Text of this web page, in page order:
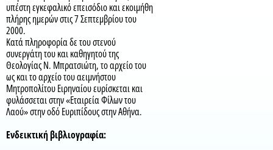
υπέστη εγκεφαλικό επεισόδιο και εκοιμήθη
πλήρης ημερών στις 7 Σεπτεμβρίου του
2000.
Κατά πληροφορία δε του στενού
συνεργάτη του και καθηγητού της
Θεολογίας Ν. Μπρατσιώτη, το αρχείο του
ως και το αρχείο του αειμνήστου
Μητροπολίτου Ειρηναίου ευρίσκεται και
φυλάσσεται στην «Εταιρεία Φίλων του
Λαού» στην οδό Ευριπίδους στην Αθήνα.
Ενδεικτική βιβλιογραφία: